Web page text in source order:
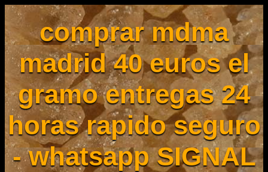
comprar mdma
madrid 40 euros el
gramo entregas 24
horas rapido seguro
- whatsapp SIGNAL